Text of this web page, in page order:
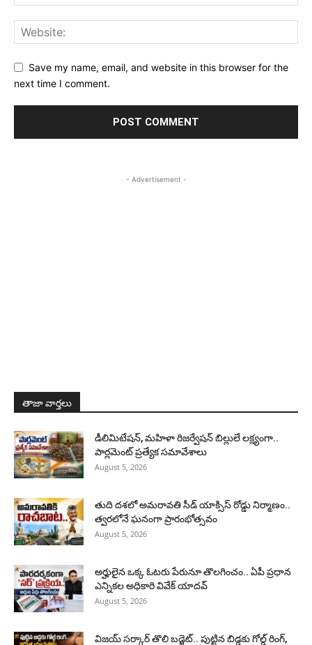
Save my name, email, and website in this browser for the
next time I comment.
- Advertisement -
తాజా వార్తలు
డీలిమిటేషన్, మహిళా రిజర్వేషన్ బిల్లులే లక్ష్యంగా..
పార్లమెంట్ ప్రత్యేక సమావేశాలు
August 5, 2026
తుది దశలో అమరావతి సీడ్ యాక్సిస్ రోడ్డు నిర్మాణం..
త్వరలోనే ఘనంగా ప్రారంభోత్సవం
August 5, 2026
అర్హులైన ఒక్క ఓటరు పేరునూ తొలగించం.. ఏపీ ప్రధాన
ఎన్నికల అధికారి వివేక్ యాదవ్
August 5, 2026
విజయ్ సర్కార్ తొలి బడ్జెట్.. పుట్టిన బిడ్డకు గోల్డ్ రింగ్,